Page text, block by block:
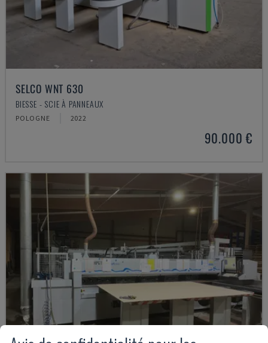
SELCO WNT 630
BIESSE - SCIE À PANNEAUX
POLOGNE 2022
90.000 €